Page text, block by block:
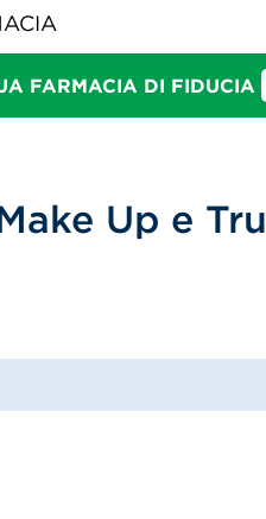
FARMACIA DI FIDUCIA
Up e